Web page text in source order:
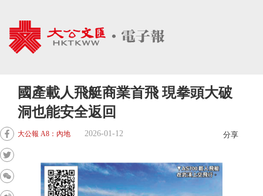
國產載人飛艇商業首飛 現拳頭大破
洞也能安全返回
大公報 A8：內地 2026-01-12 分享